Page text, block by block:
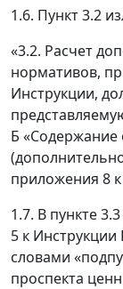
1.6. Пункт 3.2
«3.2. Расчет
нормативов,
Инструкции,
Б «Содержание
приложения 8
1.7. В пункте
5 к
словами
проспекта